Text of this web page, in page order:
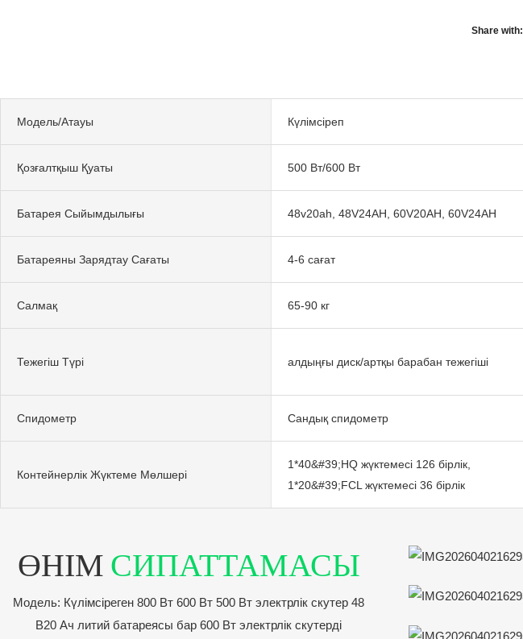
Share with:
Модель/Атауы Күлімсіреп
Қозғалтқыш Қуаты 500 Вт/600 Вт
Батарея Сыйымдылығы 48v20ah, 48V24AH, 60V20AH, 60V24AH
Батареяны Зарядтау Сағаты 4-6 сағат
Салмақ 65-90 кг
Тежегіш Түрі алдыңғы диск/артқы барабан тежегіші
Спидометр Сандық спидометр
Контейнерлік Жүктеме Мөлшері
1*40&#39;HQ жүктемесі 126 бірлік,
1*20&#39;FCL жүктемесі 36 бірлік
ӨНІМ СИПАТТАМАСЫ
Модель: Күлімсіреген 800 Вт 600 Вт 500 Вт электрлік скутер 48
В20 Ач литий батареясы бар 600 Вт электрлік скутерді